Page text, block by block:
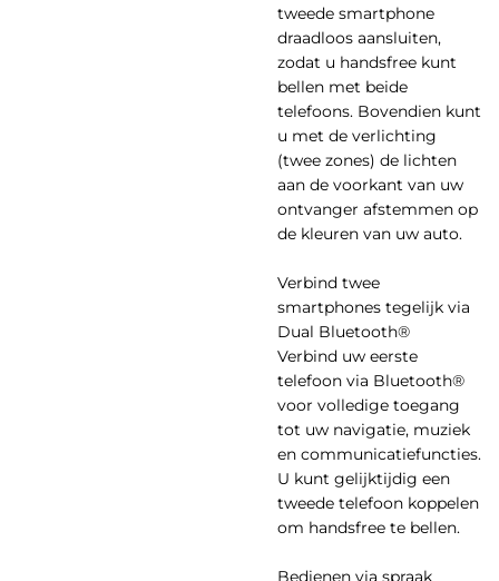
tweede smartphone
draadloos aansluiten,
zodat u handsfree kunt
bellen met beide
telefoons. Bovendien kunt
u met de verlichting
(twee zones) de lichten
aan de voorkant van uw
ontvanger afstemmen op
de kleuren van uw auto.
Verbind twee
smartphones tegelijk via
Dual Bluetooth®
Verbind uw eerste
telefoon via Bluetooth®
voor volledige toegang
tot uw navigatie, muziek
en communicatiefuncties.
U kunt gelijktijdig een
tweede telefoon koppelen
om handsfree te bellen.
Bedienen via spraak